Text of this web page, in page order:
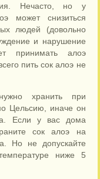
Нечасто, но у
может снизиться
людей (довольно
и нарушение
принимать алоэ
пить сок алоэ не
хранить при
Цельсию, иначе он
Если у вас дома
сок алоэ на
Но не допускайте
ниже 5